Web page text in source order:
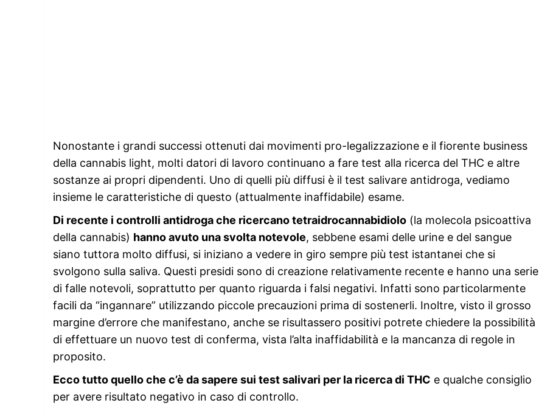
Nonostante i grandi successi ottenuti dai movimenti pro-legalizzazione e il fiorente business
della cannabis light, molti datori di lavoro continuano a fare test alla ricerca del THC e altre
sostanze ai propri dipendenti. Uno di quelli più diffusi è il test salivare antidroga, vediamo
insieme le caratteristiche di questo (attualmente inaffidabile) esame.
Di recente i controlli antidroga che ricercano tetraidrocannabidiolo (la molecola psicoattiva
della cannabis) hanno avuto una svolta notevole, sebbene esami delle urine e del sangue
siano tuttora molto diffusi, si iniziano a vedere in giro sempre più test istantanei che si
svolgono sulla saliva. Questi presidi sono di creazione relativamente recente e hanno una serie
di falle notevoli, soprattutto per quanto riguarda i falsi negativi. Infatti sono particolarmente
facili da “ingannare” utilizzando piccole precauzioni prima di sostenerli. Inoltre, visto il grosso
margine d’errore che manifestano, anche se risultassero positivi potrete chiedere la possibilità
di effettuare un nuovo test di conferma, vista l’alta inaffidabilità e la mancanza di regole in
proposito.
Ecco tutto quello che c’è da sapere sui test salivari per la ricerca di THC e qualche consiglio
per avere risultato negativo in caso di controllo.